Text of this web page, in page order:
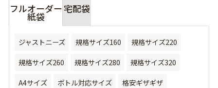
フルオーダー
紙袋
宅配袋
ジャストニーズ 規格サイズ160
規格サイズ220
規格サイズ260
規格サイズ280
規格サイズ320
A4サイズ
ボトル対応サイズ 格安ギザギザ